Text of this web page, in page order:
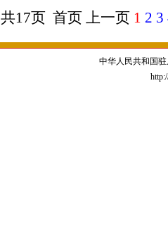
共17页 首页 上一页 1 2 3
中华人民共和国